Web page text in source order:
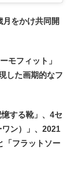
をかけ共同開
モフィット」
した画期的なフ
する靴」、4セ
ン）」、2021
「フラットソー